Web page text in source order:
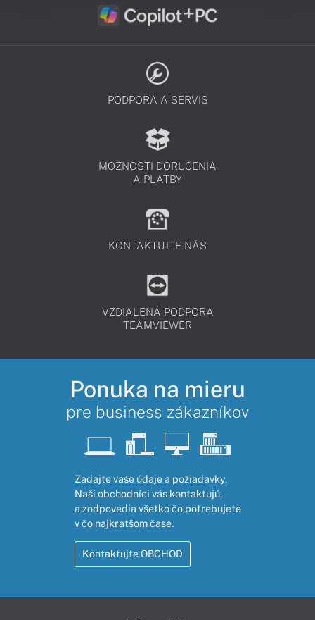
PODPORA A SERVIS
MOŽNOSTI DORUČENIA
A PLATBY
KONTAKTUJTE NÁS
VZDIALENÁ PODPORA
TEAMVIEWER
Ponuka na mieru
pre business zákazníkov
Zadajte vaše údaje a požiadavky.
Naši obchodníci vás kontaktujú,
a zodpovedia všetko čo potrebujete
v čo najkratšom čase.
Kontaktujte OBCHOD